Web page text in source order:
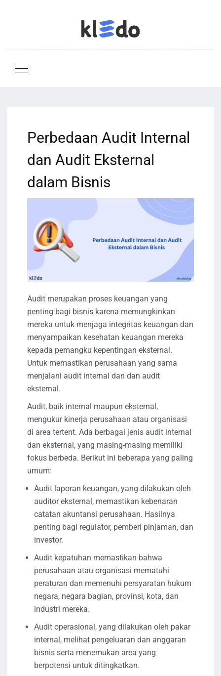
Perbedaan Audit Internal
dan Audit Eksternal
dalam Bisnis
Audit merupakan proses keuangan yang
penting bagi bisnis karena memungkinkan
mereka untuk menjaga integritas keuangan dan
menyampaikan kesehatan keuangan mereka
kepada pemangku kepentingan eksternal.
Untuk memastikan perusahaan yang sama
menjalani audit internal dan dan audit
eksternal.
Audit, baik internal maupun eksternal,
mengukur kinerja perusahaan atau organisasi
di area tertent. Ada berbagai jenis audit internal
dan eksternal, yang masing-masing memiliki
fokus berbeda. Berikut ini beberapa yang paling
umum:
Audit laporan keuangan, yang dilakukan oleh
auditor eksternal, memastikan kebenaran
catatan akuntansi perusahaan. Hasilnya
penting bagi regulator, pemberi pinjaman, dan
investor.
Audit kepatuhan memastikan bahwa
perusahaan atau organisasi mematuhi
peraturan dan memenuhi persyaratan hukum
negara, negara bagian, provinsi, kota, dan
industri mereka.
Audit operasional, yang dilakukan oleh pakar
internal, melihat pengeluaran dan anggaran
bisnis serta menemukan area yang
berpotensi untuk ditingkatkan.